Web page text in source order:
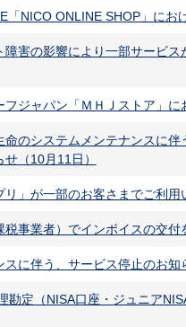
「NICO ONLINE SHOP」にお
障害の影響により一部サービ
フジャパン「ＭＨＪストア」
命のシステムメンテナンスに
（10月11日）
リ」が一部のお客さまでご利
税事業者）でインボイスの交付
スに伴う、サービス停止のお
勘定（NISA口座・ジュニア